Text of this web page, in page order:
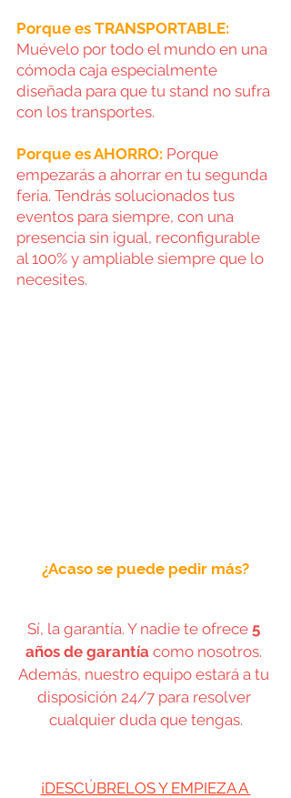
Porque es TRANSPORTABLE:
Muévelo por todo el mundo en una
cómoda caja especialmente
diseñada para que tu stand no sufra
con los transportes.
Porque es AHORRO: Porque
empezarás a ahorrar en tu segunda
feria. Tendrás solucionados tus
eventos para siempre, con una
presencia sin igual, reconfigurable
al 100% y ampliable siempre que lo
necesites.
¿Acaso se puede pedir más?
Sí, la garantía. Y nadie te ofrece 5
años de garantía como nosotros.
Además, nuestro equipo estará a tu
disposición 24/7 para resolver
cualquier duda que tengas.
¡DESCÚBRELOS Y EMPIEZA A